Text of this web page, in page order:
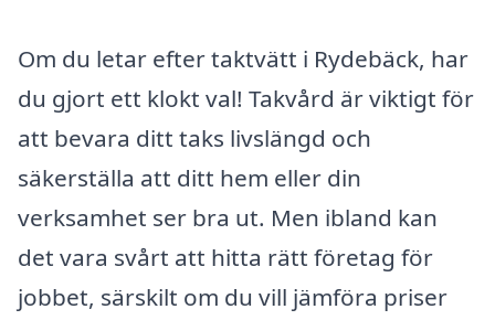
Om du letar efter taktvätt i Rydebäck, har
du gjort ett klokt val! Takvård är viktigt för
att bevara ditt taks livslängd och
säkerställa att ditt hem eller din
verksamhet ser bra ut. Men ibland kan
det vara svårt att hitta rätt företag för
jobbet, särskilt om du vill jämföra priser